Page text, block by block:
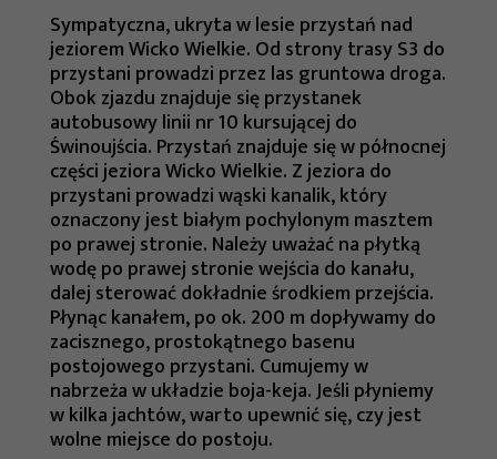
Sympatyczna, ukryta w lesie przystań nad
jeziorem Wicko Wielkie. Od strony trasy S3 do
przystani prowadzi przez las gruntowa droga.
Obok zjazdu znajduje się przystanek
autobusowy linii nr 10 kursującej do
Świnoujścia. Przystań znajduje się w północnej
części jeziora Wicko Wielkie. Z jeziora do
przystani prowadzi wąski kanalik, który
oznaczony jest białym pochylonym masztem
po prawej stronie. Należy uważać na płytką
wodę po prawej stronie wejścia do kanału,
dalej sterować dokładnie środkiem przejścia.
Płynąc kanałem, po ok. 200 m dopływamy do
zacisznego, prostokątnego basenu
postojowego przystani. Cumujemy w
nabrzeża w układzie boja-keja. Jeśli płyniemy
w kilka jachtów, warto upewnić się, czy jest
wolne miejsce do postoju.